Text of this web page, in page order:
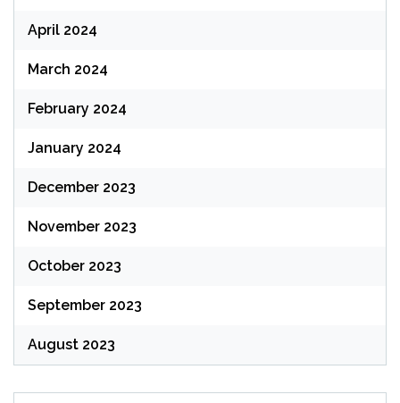
April 2024
March 2024
February 2024
January 2024
December 2023
November 2023
October 2023
September 2023
August 2023